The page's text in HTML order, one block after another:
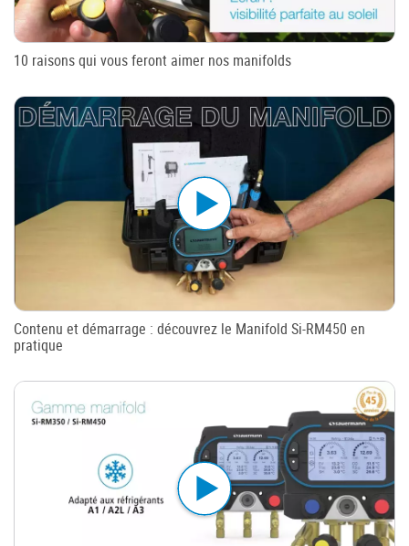
10 raisons qui vous feront aimer nos manifolds
Contenu et démarrage : découvrez le Manifold Si-RM450 en
pratique